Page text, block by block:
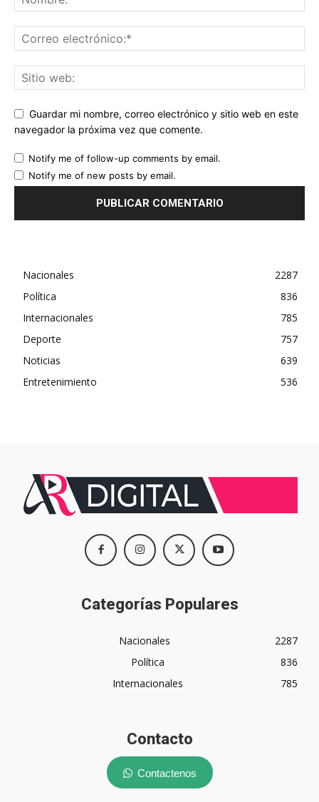
Guardar mi nombre, correo electrónico y sitio web en este
navegador la próxima vez que comente.
Notify me of follow-up comments by email.
Notify me of new posts by email.
Nacionales
2287
Política
836
Internacionales
785
Deporte
757
Noticias
639
Entretenimiento
536
Categorías Populares
Nacionales
2287
Política
836
Internacionales
785
Contacto
Contactenos